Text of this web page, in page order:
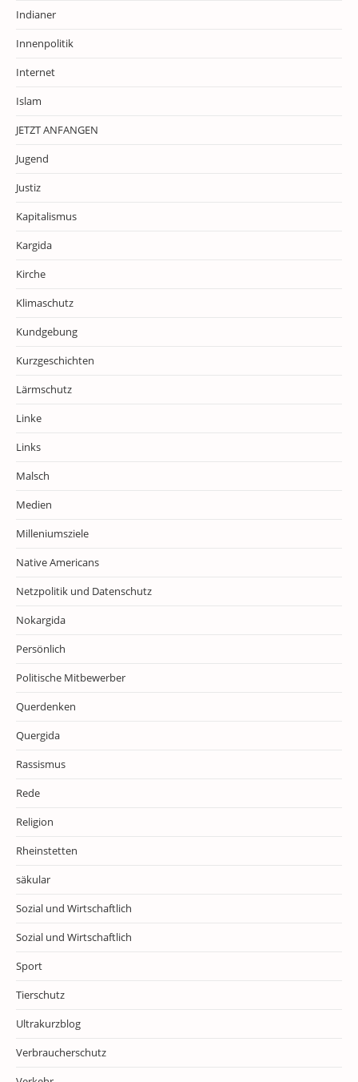
Indianer
Innenpolitik
Internet
Islam
JETZT ANFANGEN
Jugend
Justiz
Kapitalismus
Kargida
Kirche
Klimaschutz
Kundgebung
Kurzgeschichten
Lärmschutz
Linke
Links
Malsch
Medien
Milleniumsziele
Native Americans
Netzpolitik und Datenschutz
Nokargida
Persönlich
Politische Mitbewerber
Querdenken
Quergida
Rassismus
Rede
Religion
Rheinstetten
säkular
Sozial und Wirtschaftlich
Sozial und Wirtschaftlich
Sport
Tierschutz
Ultrakurzblog
Verbraucherschutz